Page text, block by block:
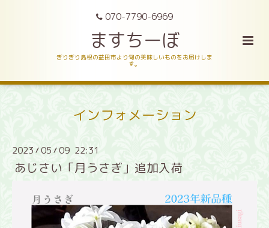
070-7790-6969
ますちーぼ
ぎりぎり島根の益田市より旬の美味しいものをお届けしま
す。
インフォメーション
2023 /05 /09 22:31
あじさい「月うさぎ」追加入荷